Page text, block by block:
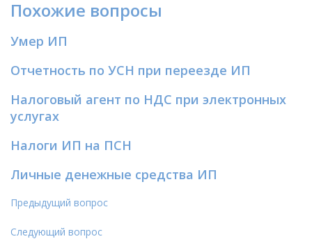
Похожие вопросы
Умер ИП
Отчетность по УСН при переезде ИП
Налоговый агент по НДС при электронных
услугах
Налоги ИП на ПСН
Личные денежные средства ИП
Предыдущий вопрос
Следующий вопрос